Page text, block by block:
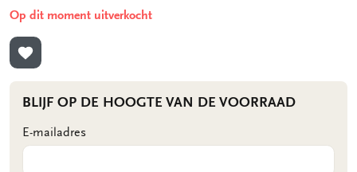
Op dit moment uitverkocht
TOEVOEGEN AAN VERLANGLIJST
BLIJF OP DE HOOGTE VAN DE VOORRAAD
E-mailadres